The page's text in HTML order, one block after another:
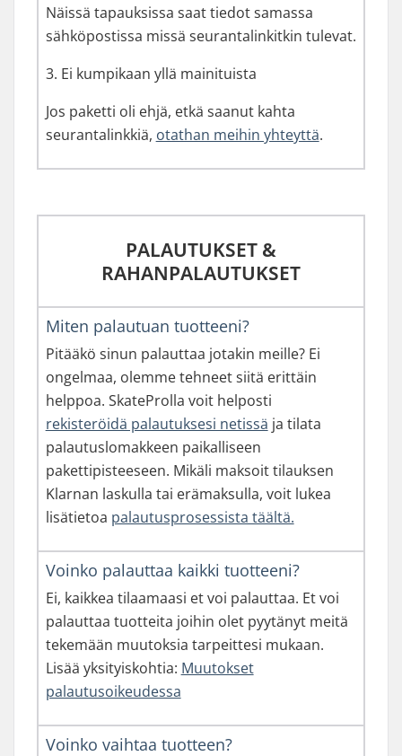
Näissä tapauksissa saat tiedot samassa
sähköpostissa missä seurantalinkitkin tulevat.
3. Ei kumpikaan yllä mainituista
Jos paketti oli ehjä, etkä saanut kahta
seurantalinkkiä, otathan meihin yhteyttä.
PALAUTUKSET &
RAHANPALAUTUKSET
Miten palautuan tuotteeni?
Pitääkö sinun palauttaa jotakin meille? Ei
ongelmaa, olemme tehneet siitä erittäin
helppoa. SkateProlla voit helposti
rekisteröidä palautuksesi netissä ja tilata
palautuslomakkeen paikalliseen
pakettipisteeseen. Mikäli maksoit tilauksen
Klarnan laskulla tai erämaksulla, voit lukea
lisätietoa palautusprosessista täältä.
Voinko palauttaa kaikki tuotteeni?
Ei, kaikkea tilaamaasi et voi palauttaa. Et voi
palauttaa tuotteita joihin olet pyytänyt meitä
tekemään muutoksia tarpeittesi mukaan.
Lisää yksityiskohtia: Muutokset
palautusoikeudessa
Voinko vaihtaa tuotteen?